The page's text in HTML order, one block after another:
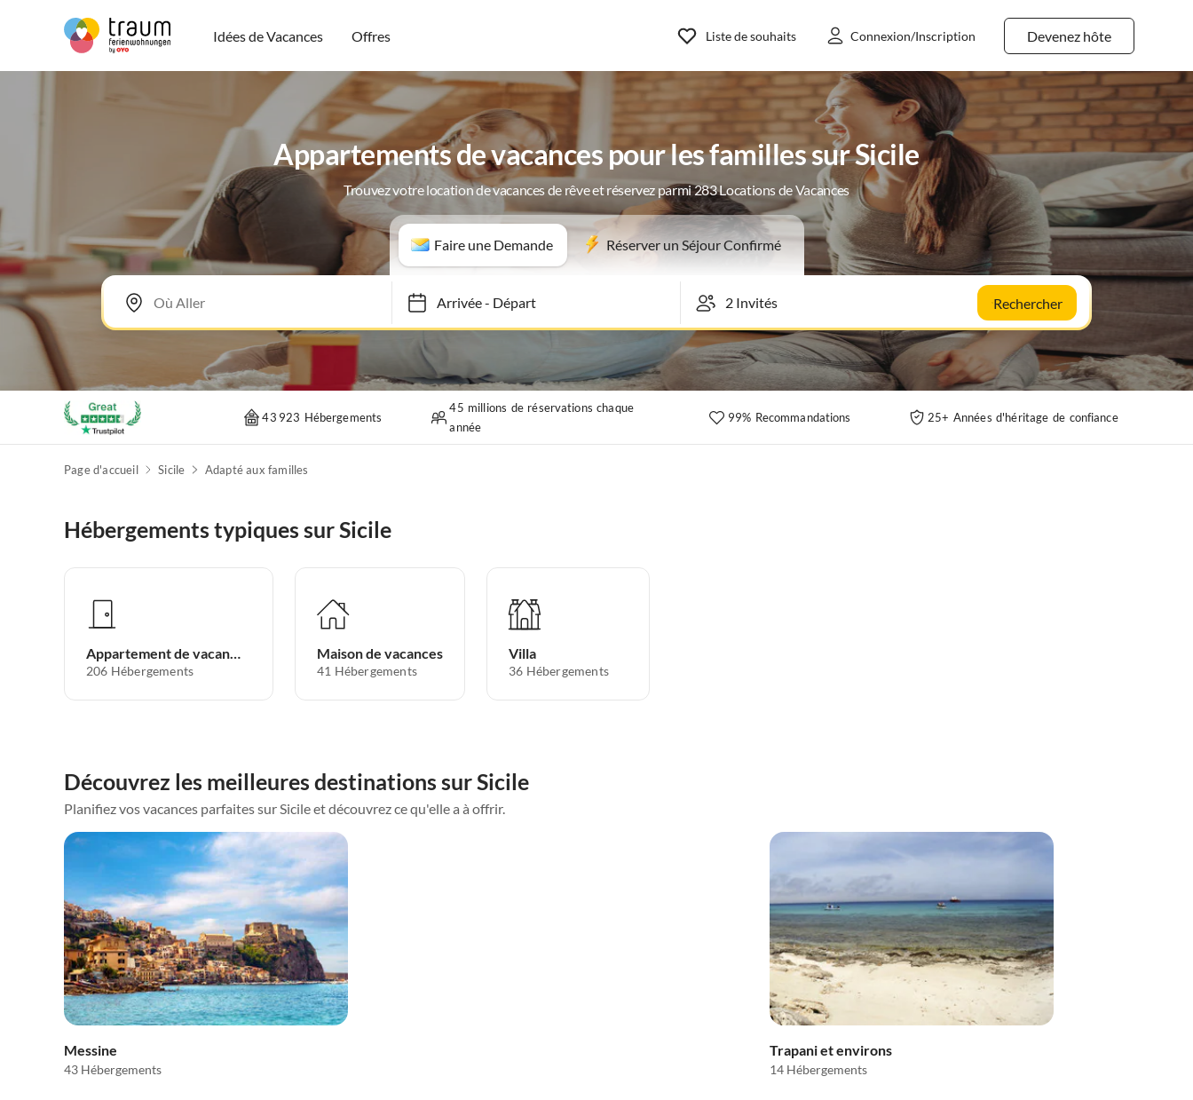
Idées de Vacances Offres Devenez hôte
Liste de souhaits Connexion/Inscription
Appartements de vacances pour les familles sur Sicile
Trouvez votre location de vacances de rêve et réservez parmi 283 Locations de Vacances
Faire une Demande Réserver un Séjour Confirmé
Arrivée- Départ Rechercher
43 923 Hébergements
45 millions de réservations chaque
année
99% Recommandations 25+ Années d'héritage de confiance
Page d'accueil Sicile Adapté aux familles
Hébergements typiques sur Sicile
Appartement de vacances
206 Hébergements
Maison de vacances
41 Hébergements
Villa
36 Hébergements
Découvrez les meilleures destinations sur Sicile
Planifiez vos vacances parfaites sur Sicile et découvrez ce qu'elle a à offrir.
Messine
43 Hébergements
Trapani et environs
14 Hébergements